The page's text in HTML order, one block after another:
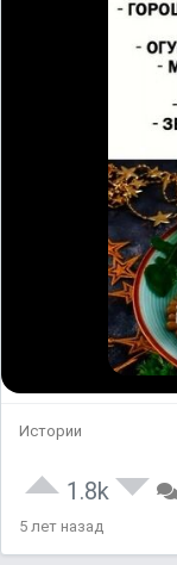
Истории
1.8k
5 лет назад